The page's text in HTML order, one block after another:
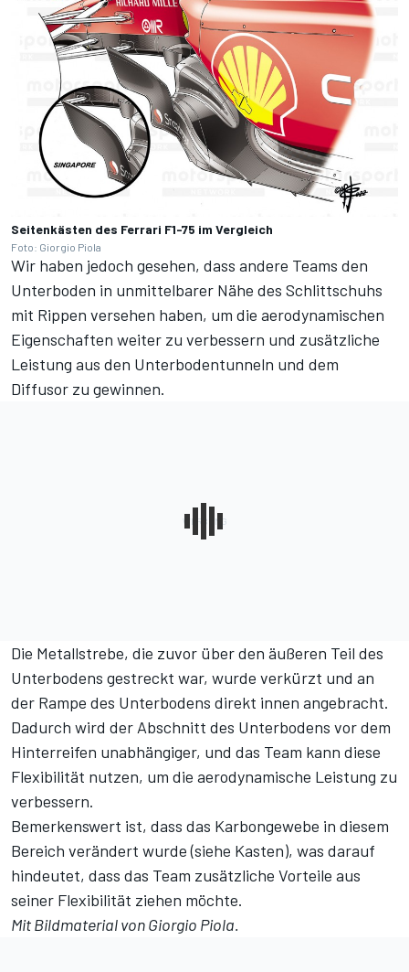
Seitenkästen des Ferrari F1-75 im Vergleich
Foto: Giorgio Piola
Wir haben jedoch gesehen, dass andere Teams den
Unterboden in unmittelbarer Nähe des Schlittschuhs
mit Rippen versehen haben, um die aerodynamischen
Eigenschaften weiter zu verbessern und zusätzliche
Leistung aus den Unterbodentunneln und dem
Diffusor zu gewinnen.
Die Metallstrebe, die zuvor über den äußeren Teil des
Unterbodens gestreckt war, wurde verkürzt und an
der Rampe des Unterbodens direkt innen angebracht.
Dadurch wird der Abschnitt des Unterbodens vor dem
Hinterreifen unabhängiger, und das Team kann diese
Flexibilität nutzen, um die aerodynamische Leistung zu
verbessern.
Bemerkenswert ist, dass das Karbongewebe in diesem
Bereich verändert wurde (siehe Kasten), was darauf
hindeutet, dass das Team zusätzliche Vorteile aus
seiner Flexibilität ziehen möchte.
Mit Bildmaterial von Giorgio Piola.